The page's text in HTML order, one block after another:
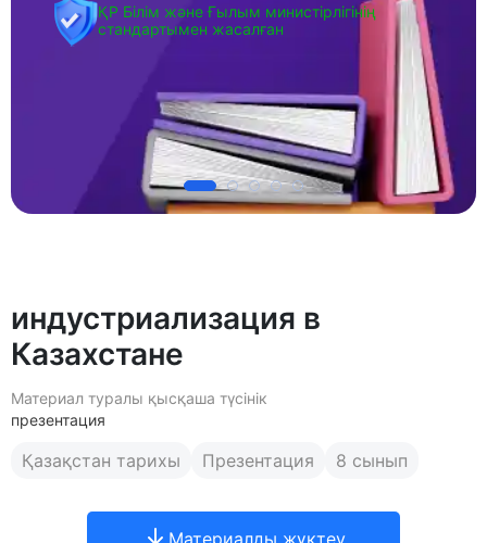
ҚР Білім және Ғылым министірлігінің
стандартымен жасалған
индустриализация в
Казахстане
Материал туралы қысқаша түсінік
презентация
Қазақстан тарихы Презентация 8 сынып
Материалды жүктеу